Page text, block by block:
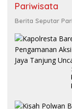
Pariwisata
Berita Seputar